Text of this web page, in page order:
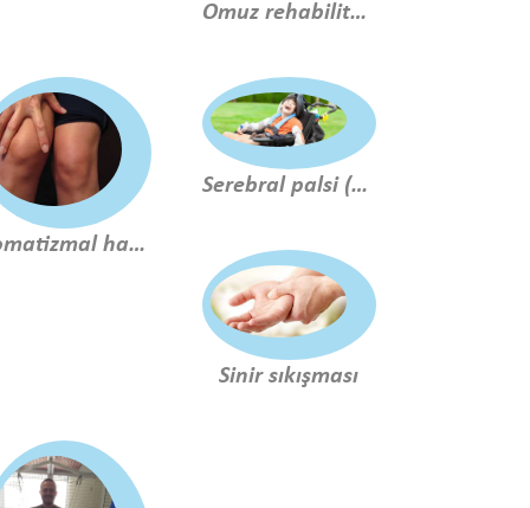
Omuz rehabilitasyonu
Romatizmal hastalıkların tedavisi
Serebral palsi (cp) rehabilitasyonu
Sinir sıkışması